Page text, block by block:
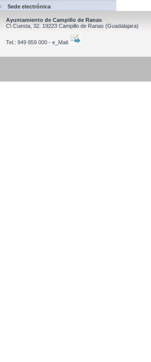
Sede electrónica
Ayuntamiento de Campillo de Ranas
C\ Cuesta, 32. 19223 Campillo de Ranas (Guadalajara)
Tel.: 949 859 000 - e_Mail: